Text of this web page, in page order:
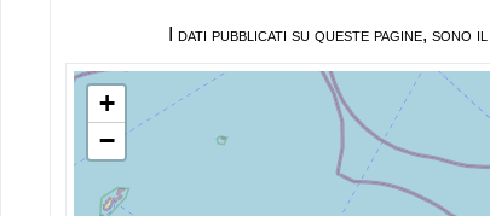
I dati pubblicati su queste pagine,
+
−